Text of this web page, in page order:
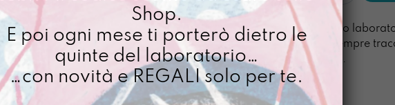
quantità
Cuciamo ogni ordine nel nostro
4/5 giorni lavorativi, pacco sempre
importo superiore ai 100 euro.
Shop.
E poi ogni mese ti porterò dietro le
quinte del laboratorio…
…con novità e REGALI solo per te.